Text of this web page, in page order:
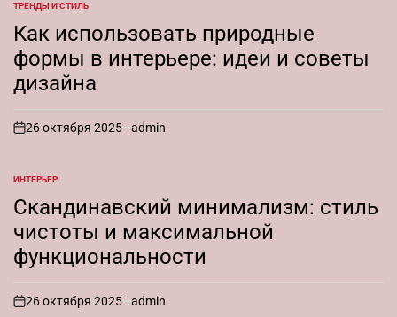
ОПУБЛИКОВАНО
В
ТРЕНДЫ И СТИЛЬ
Как использовать природные
формы в интерьере: идеи и советы
дизайна
on
26 октября 2025 admin
ОПУБЛИКОВАНО
ИНТЕРЬЕР
Скандинавский минимализм: стиль
чистоты и максимальной
функциональности
on
26 октября 2025 admin